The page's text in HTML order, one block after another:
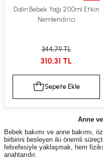
Dalin Bebek Yağı 200ml Etkin
Nemlendirici
344,79 TL
310,31 TL
Sepete Ekle
Anne
Bebek bakımı ve anne bakımı,
birbirini besleyen iki önemli
felsefesiyle yaklaşmak, hem
anahtarıdır.